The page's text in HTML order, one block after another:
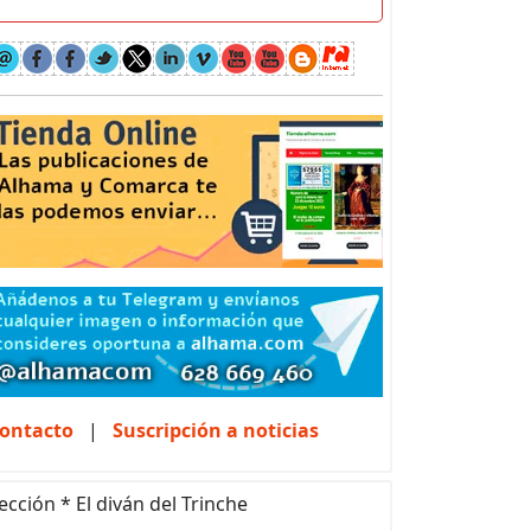
| Suscripción a noticias
* El diván del Trinche